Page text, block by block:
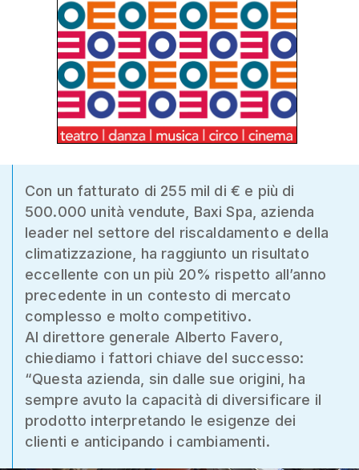
Con un fatturato di 255 mil di € e più di
500.000 unità vendute, Baxi Spa, azienda
leader nel settore del riscaldamento e della
climatizzazione, ha raggiunto un risultato
eccellente con un più 20% rispetto all’anno
precedente in un contesto di mercato
complesso e molto competitivo.
Al direttore generale Alberto Favero,
chiediamo i fattori chiave del successo:
“Questa azienda, sin dalle sue origini, ha
sempre avuto la capacità di diversificare il
prodotto interpretando le esigenze dei
clienti e anticipando i cambiamenti.